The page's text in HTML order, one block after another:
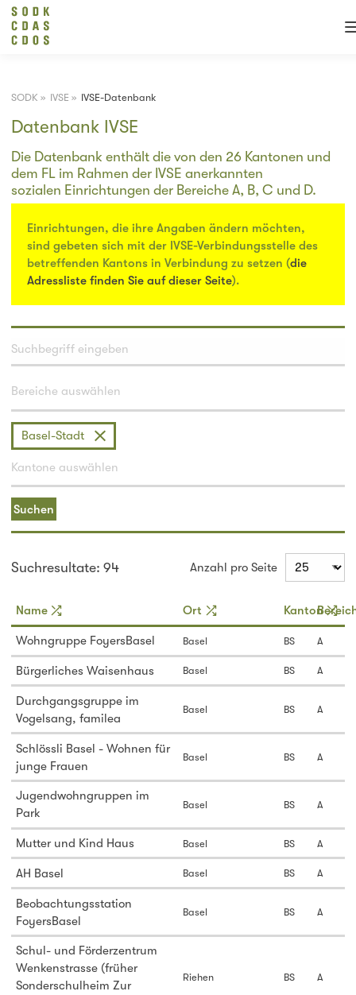
SODK » IVSE » IVSE-Datenbank
Datenbank IVSE
Die Datenbank enthält die von den 26 Kantonen und
dem FL im Rahmen der IVSE anerkannten
sozialen Einrichtungen der Bereiche A, B, C und D.
Einrichtungen, die ihre Angaben ändern möchten,
sind gebeten sich mit der IVSE-Verbindungsstelle des
betreffenden Kantons in Verbindung zu setzen (die
Adressliste finden Sie auf dieser Seite).
Basel-Stadt
Suchen
Suchresultate: 94 Anzahl pro Seite
Name Ort Kanton
Wohngruppe FoyersBasel Basel BS A
Bürgerliches Waisenhaus Basel BS A
Durchgangsgruppe im
Vogelsang, familea
Basel BS A
Schlössli Basel - Wohnen für
junge Frauen
Basel BS A
Jugendwohngruppen im
Park
Basel BS A
Mutter und Kind Haus Basel BS A
AH Basel Basel BS A
Beobachtungsstation
FoyersBasel
Basel BS A
Schul- und Förderzentrum
Wenkenstrasse (früher
Sonderschulheim Zur
Riehen BS A